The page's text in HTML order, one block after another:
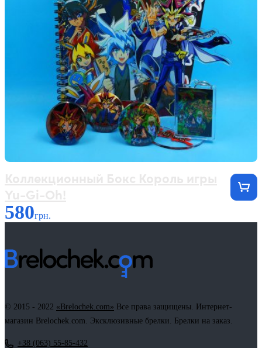
580грн.
© 2015 - 2022 «Brelochek.com» Все права защищены. Интернет-
магазин Brelochek.com. Эксклюзивные брелки. Брелки на заказ.
+38 (063) 55-85-432